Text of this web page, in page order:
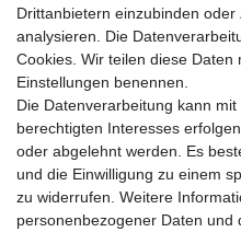
Zahlungsarten
Versandkosten
Service
Rezepte
Newsletter
Blog
Choco Patiss
|
Drittanbietern einzubinden
analysieren. Die
Cookies. Wir teilen diese Daten
Einstellungen benennen.
Die Datenverarbeitung kann
berechtigten Interesses
oder abgelehnt werden. Es
und die Einwilligung zu einem
zu widerrufen. Weitere
personenbezogener Daten und